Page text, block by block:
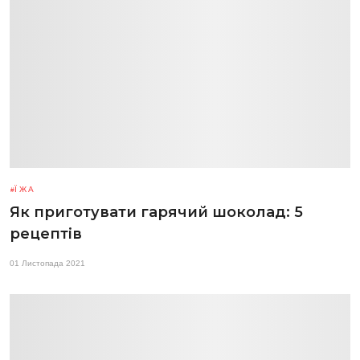
ЇЖА
Як приготувати гарячий шоколад: 5
рецептів
01 Листопада 2021